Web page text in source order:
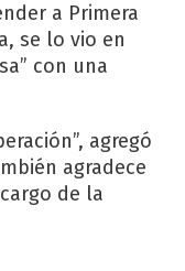
a Primera
se lo vio en
con una
agregó
agradece
de la